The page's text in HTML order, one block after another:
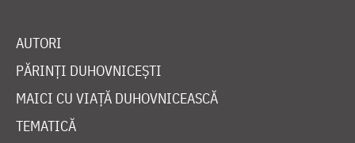
AUTORI
PĂRINȚI DUHOVNICEȘTI
MAICI CU VIAȚĂ DUHOVNICEASCĂ
TEMATICĂ